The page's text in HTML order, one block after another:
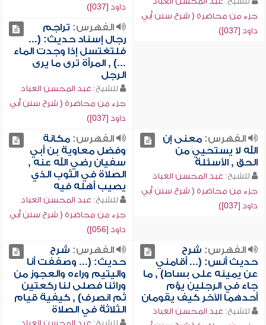
جزء من محاضرة ( شرح سنن أبي
داود [037])
داود [037])
الفهرس: تراجم
رجال إسناد حديث: (...
فلتغتسل إذا وجدت الماء
...) , المرأة ترى ما يرى
الرجل
للشيخ: عبد المحسن العباد
جزء من محاضرة ( شرح سنن أبي
داود [037])
الفهرس:معنى إن
الله لا يستحيي من
الحق , الأسئلة
للشيخ: عبد المحسن العباد
جزء من محاضرة ( شرح سنن أبي
داود [037])
الفهرس:مكانة
وفضل معاوية بن أبي
سفيان رضي الله عنه ,
الصلاة في الثوب الذي
يصيب أهله فيه
للشيخ: عبد المحسن العباد
جزء من محاضرة ( شرح سنن أبي
داود [056])
الفهرس: شرح
حديث أنس: (... أقامني
عن يمينه على بساط) , ما
جاء في الرجلين يؤم
أحدهما الآخر كيف يقومان
للشيخ: عبد المحسن العباد
الفهرس: شرح
حديث: (... وصففت أنا
واليتيم وراءه والعجوز من
ورائنا فصلى لنا ركعتين
ثم انصرف) , كيفية قيام
الثلاثة في الصلاة
للشيخ: عبد المحسن العباد